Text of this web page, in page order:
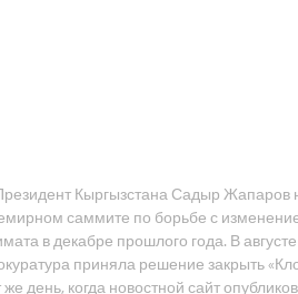
Кыргызстана Садыр Жапаров
саммите по борьбе с
в декабре прошлого года. В августе
приняла решение закрыть
же день, когда новостной сайт